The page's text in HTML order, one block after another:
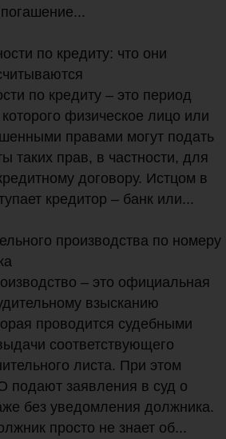
погашение...
по кредиту: что они
по кредиту – это период
физическое лицо или
правами могут подать
таких прав, в частности, для
договору. Истцом в
кредитор – банк или...
производства по номеру
– это официальная
взысканию
проводится судебными
соответствующего
листа. При этом
подают заявления в суд о
без уведомления должника.
просто не знает об...